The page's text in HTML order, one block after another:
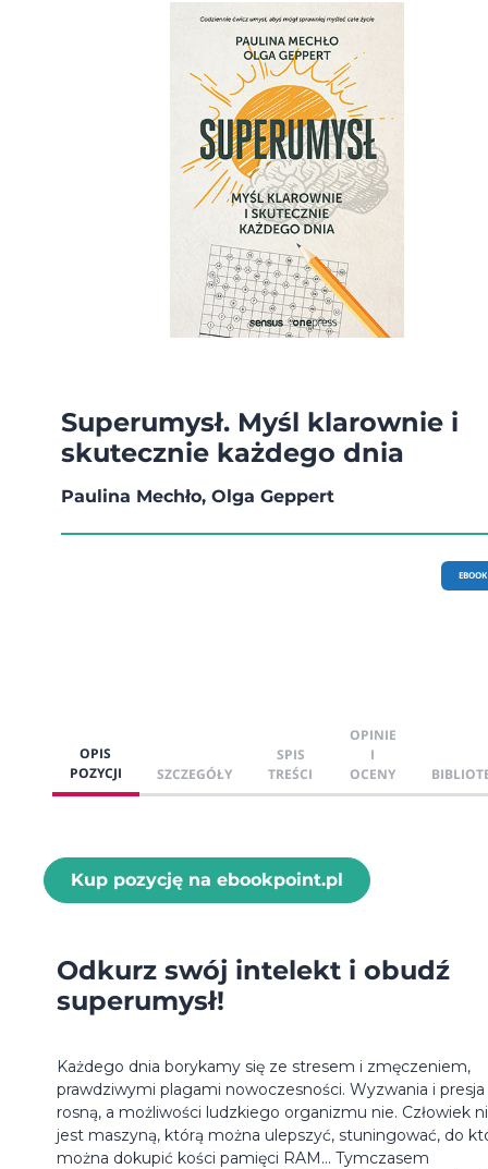
Superumysł. Myśl klarownie i
skutecznie każdego dnia
Paulina Mechło, Olga Geppert
EBOOK
OPIS
POZYCJI
SZCZEGÓŁY
SPIS
TREŚCI
OPINIE
I
OCENY
Kup pozycję na ebookpoint.pl
Odkurz swój intelekt i obudź
superumysł!
Każdego dnia borykamy się ze stresem i zmęczeniem,
prawdziwymi plagami nowoczesności. Wyzwania i presja
rosną, a możliwości ludzkiego organizmu nie. Człowiek
jest maszyną, którą można ulepszyć, stuningować, do
można dokupić kości pamięci RAM... Tymczasem